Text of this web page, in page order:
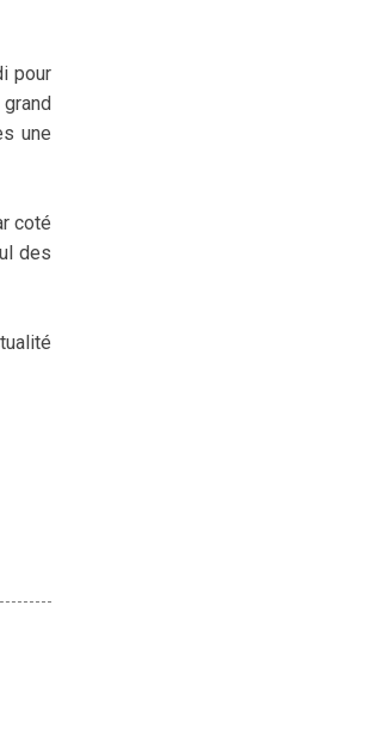
pour
une
coté
des